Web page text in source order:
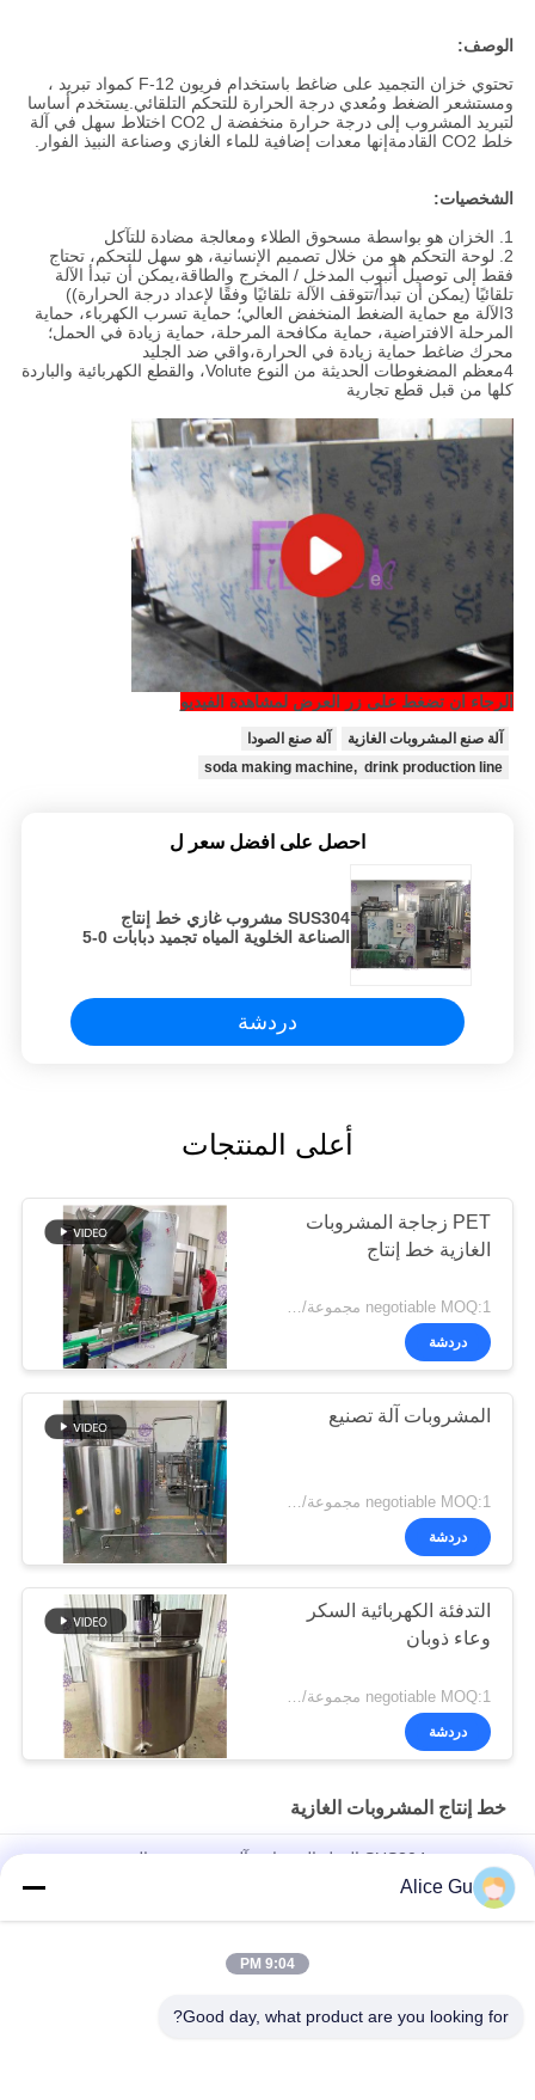
الوصف:
تحتوي خزان التجميد على ضاغط باستخدام فريون F-12 كمواد تبريد ،
ومستشعر الضغط ومُعدي درجة الحرارة للتحكم التلقائي.يستخدم أساسا
لتبريد المشروب إلى درجة حرارة منخفضة ل CO2 اختلاط سهل في آلة
خلط CO2 القادمةإنها معدات إضافية للماء الغازي وصناعة النبيذ الفوار.
الشخصيات:
1. الخزان هو بواسطة مسحوق الطلاء ومعالجة مضادة للتآكل
2. لوحة التحكم هو من خلال تصميم الإنسانية، هو سهل للتحكم، تحتاج
فقط إلى توصيل أنبوب المدخل / المخرج والطاقة،يمكن أن تبدأ الآلة
تلقائيًا (يمكن أن تبدأ/تتوقف الآلة تلقائيًا وفقًا لإعداد درجة الحرارة))
3الآلة مع حماية الضغط المنخفض العالي؛ حماية تسرب الكهرباء، حماية
المرحلة الافتراضية، حماية مكافحة المرحلة، حماية زيادة في الحمل؛
محرك ضاغط حماية زيادة في الحرارة،واقي ضد الجليد
4معظم المضغوطات الحديثة من النوع Volute، والقطع الكهربائية والباردة
كلها من قبل قطع تجارية
الرجاء ان تضغط على زر العرض لمشاهدة الفيديو
آلة صنع المشروبات الغازية
آلة صنع الصودا
soda making machine, drink production line
احصل على افضل سعر ل
SUS304 مشروب غازي خط إنتاج
الصناعة الخلوية المياه تجميد دبابات 0-5
دردشة
أعلى المنتجات
PET زجاجة المشروبات
الغازية خط إنتاج
negotiable MOQ:1 مجموعة/pcs
دردشة
المشروبات آلة تصنيع
negotiable MOQ:1 مجموعة/pcs
دردشة
التدفئة الكهربائية السكر
وعاء ذوبان
negotiable MOQ:1 مجموعة/pcs
دردشة
خط إنتاج المشروبات الغازية
عمودي نوع SUS304 الفول السوداني آلة تجهيز زبدة السمسم
أحادية الكتلة / معدات / خط / مصنع / نظام
PET بلاستيك زجاج 3 في 1 Monobloc الغاز شرب المشروبات المياه
Alice Gu
9:04 PM
Good day, what product are you looking for?